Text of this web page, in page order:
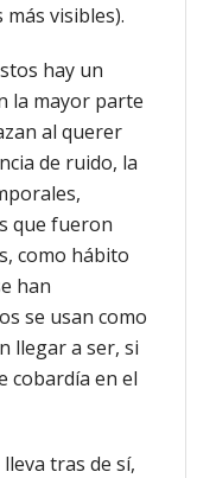
visibles).
hay un
la mayor parte
al querer
de ruido, la
que fueron
como hábito
han
se usan como
llegar a ser, si
cobardía en el
tras de sí,